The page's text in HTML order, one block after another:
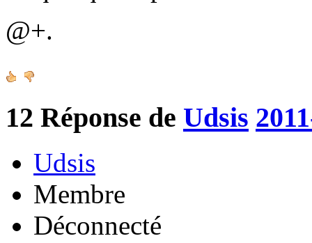
@+.
12 Réponse de Udsis
Udsis
Membre
Déconnecté